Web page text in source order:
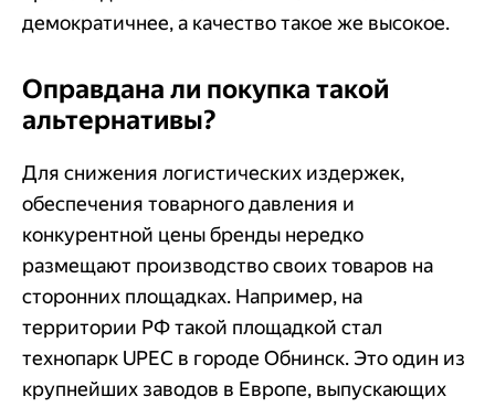
демократичнее, а качество такое же высокое.
Оправдана ли покупка такой
альтернативы?
Для снижения логистических издержек,
обеспечения товарного давления и
конкурентной цены бренды нередко
размещают производство своих товаров на
сторонних площадках. Например, на
территории РФ такой площадкой стал
технопарк UPEC в городе Обнинск. Это один из
крупнейших заводов в Европе, выпускающих